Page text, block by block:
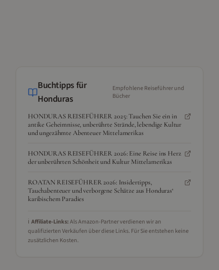
Buchtipps für
Honduras
Empfohlene Reiseführer und
Bücher
HONDURAS REISEFÜHRER 2025: Tauchen Sie ein in
antike Geheimnisse, unberührte Strände, lebendige Kultur
und ungezähmte Abenteuer Mittelamerikas
HONDURAS REISEFÜHRER 2026: Eine Reise ins Herz
der unberührten Schönheit und Kultur Mittelamerikas
ROATAN REISEFÜHRER 2026: Insidertipps,
Tauchabenteuer und verborgene Schätze aus Honduras‘
karibischem Paradies
ℹ️ Affiliate-Links:Als Amazon-Partner verdienen wir an
qualifizierten Verkäufen über diese Links. Für Sie entstehen keine
zusätzlichen Kosten.